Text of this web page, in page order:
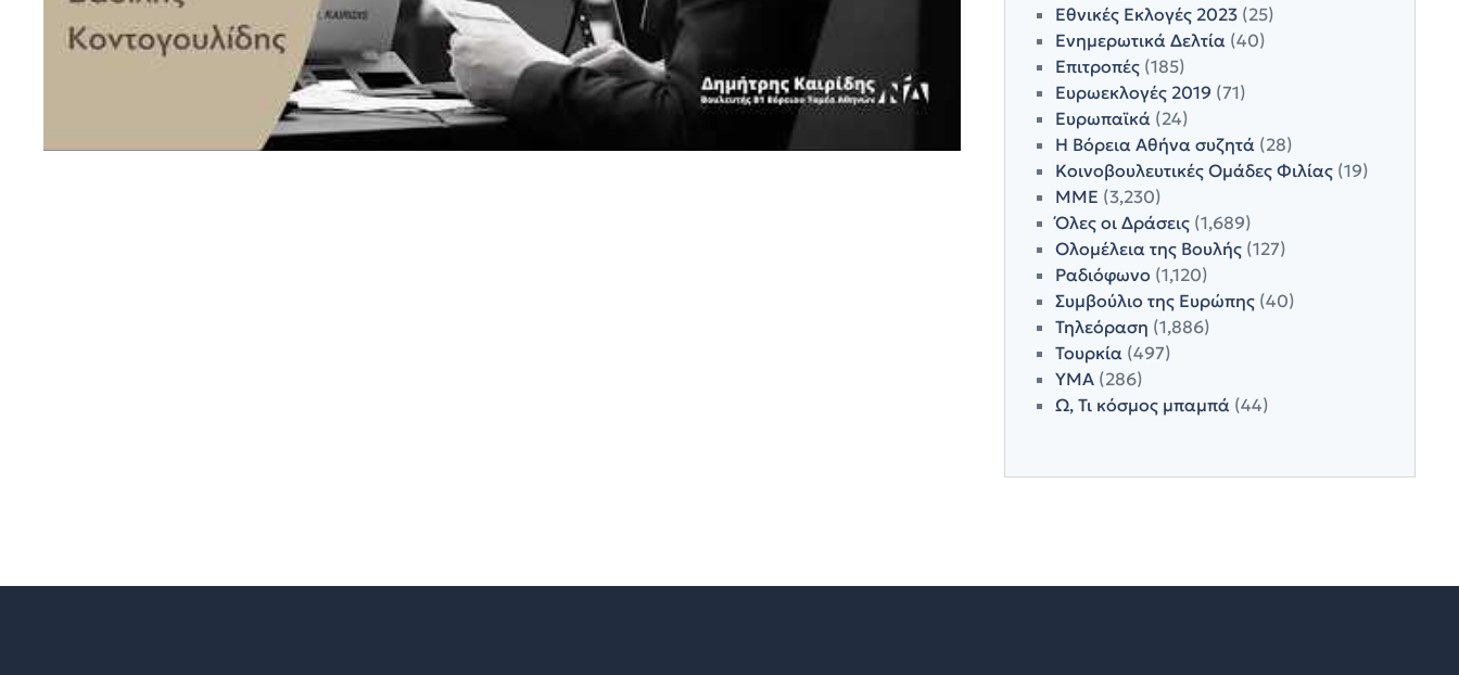
Εθνικές Εκλογές 2023(25)
Ενημερωτικά Δελτία(40)
Επιτροπές(185)
Ευρωεκλογές 2019 (71)
Ευρωπαϊκά(24)
Η Βόρεια Αθήνα συζητά(28)
Κοινοβουλευτικές Ομάδες Φιλίας(19)
ΜΜΕ (3,230)
Όλες οι Δράσεις(1,689)
Ολομέλεια της Βουλής(127)
Ραδιόφωνο (1,120)
Συμβούλιο της Ευρώπης(40)
Τηλεόραση (1,886)
Τουρκία(497)
ΥΜΑ(286)
Ω, Τι κόσμος μπαμπά(44)